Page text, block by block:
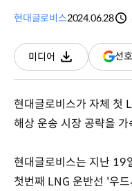
현대글로비스2024.06.28
미디어
다운로드
선
현대글로비스가 자체 첫
해상 운송 시장 공략을 가
현대글로비스는 지난 19
첫번째 LNG 운반선 '우